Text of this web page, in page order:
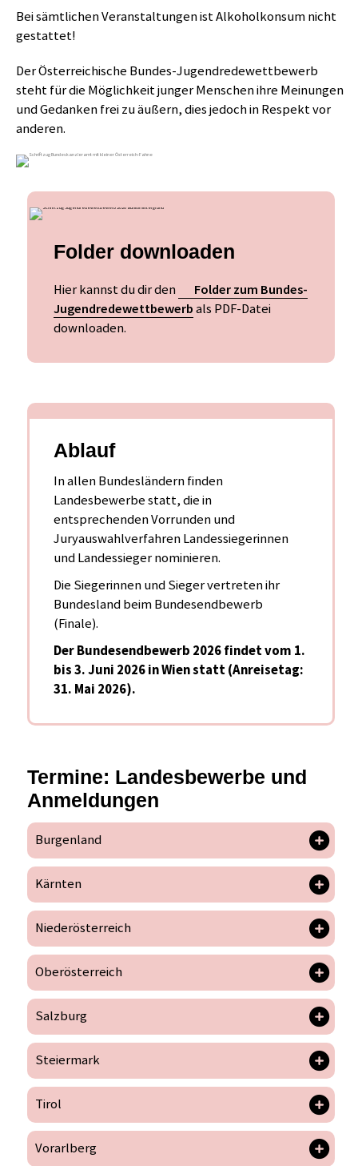
Bei sämtlichen Veranstaltungen ist Alkoholkonsum nicht
gestattet!
Der Österreichische Bundes-Jugendredewettbewerb
steht für die Möglichkeit junger Menschen ihre Meinungen
und Gedanken frei zu äußern, dies jedoch in Respekt vor
anderen.
Folder downloaden
Hier kannst du dir den
Folder zum Bundes-
Jugendredewettbewerbals PDF-Datei
downloaden.
Ablauf
In allen Bundesländern finden
Landesbewerbe statt, die in
entsprechenden Vorrunden und
Juryauswahlverfahren Landessiegerinnen
und Landessieger nominieren.
Die Siegerinnen und Sieger vertreten ihr
Bundesland beim Bundesendbewerb
(Finale).
Der Bundesendbewerb 2026 findet vom 1.
bis 3. Juni 2026 in Wien statt(Anreisetag:
31. Mai 2026).
Termine: Landesbewerbe und
Anmeldungen
Burgenland
Kärnten
Niederösterreich
Oberösterreich
Salzburg
Steiermark
Tirol
Vorarlberg